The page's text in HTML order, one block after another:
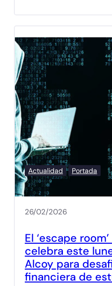
Actualidad Portada
26/02/2026
El ‘escape
celebra este
Alcoy para
financiera de